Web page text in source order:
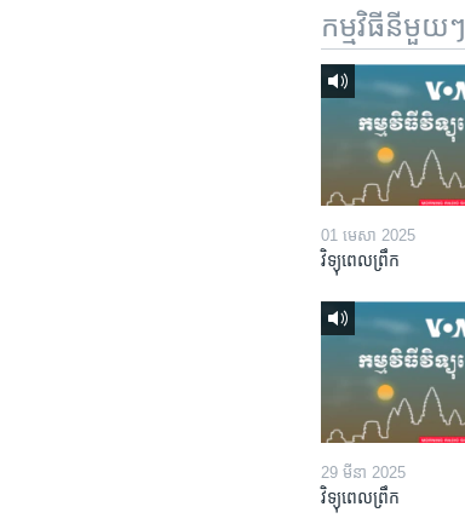
កម្មវិធី​នីមួយៗ
01 មេសា 2025
វិទ្យុពេលព្រឹក
29 មីនា 2025
វិទ្យុពេលព្រឹក